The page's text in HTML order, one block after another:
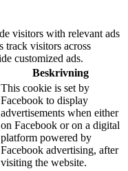
visitors with relevant ads
track visitors across
customized ads.
Beskrivning
This cookie is set by
Facebook to display
advertisements when either
on Facebook or on a digital
platform powered by
Facebook advertising, after
visiting the website.